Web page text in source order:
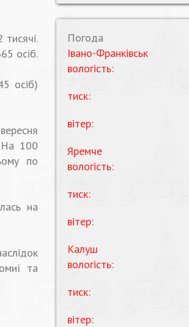
осіб.
осіб)
На 100
по
на
та
Погода
Івано-Франківськ
вологість:
тиск:
вітер:
Яремче
вологість:
тиск:
вітер:
Калуш
вологість:
тиск:
вітер: